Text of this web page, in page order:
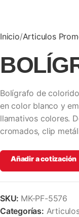
Inicio Articulos
Bolígrafo de
en color blanco y
llamativos colores.
cromados, clip
Añadir a cotización
SKU: MK-PF-5576
Categorías: